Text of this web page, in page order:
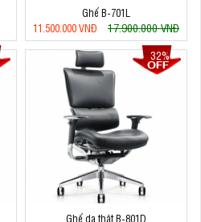
Ghế B-701L
11.500.000 VNĐ
17.900.000 VNĐ
32%
Ghế da thật B-801D